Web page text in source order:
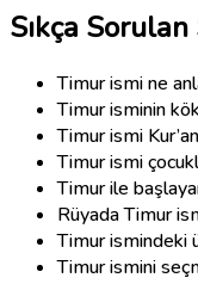
Sıkça
Timur ismi ne
Timur isminin
Timur ismi
Timur ismi
Timur ile
Rüyada Timur
Timur ismindeki
Timur ismini